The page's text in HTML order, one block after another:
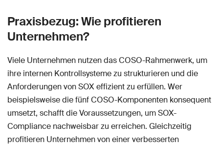
Praxisbezug: Wie profitieren
Unternehmen?
Viele Unternehmen nutzen das COSO-Rahmenwerk, um
ihre internen Kontrollsysteme zu strukturieren und die
Anforderungen von SOX effizient zu erfüllen. Wer
beispielsweise die fünf COSO-Komponenten konsequent
umsetzt, schafft die Voraussetzungen, um SOX-
Compliance nachweisbar zu erreichen. Gleichzeitig
profitieren Unternehmen von einer verbesserten